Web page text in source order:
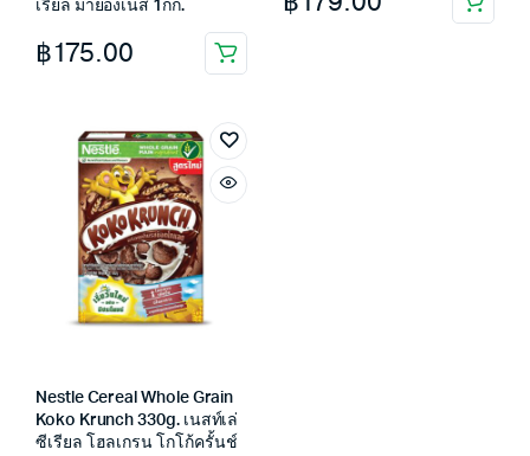
เรียล มายองเนส 1กก.
฿175.00
Nestle Cereal Whole Grain
Koko Krunch 330g. เนสท์เล่
ซีเรียล โฮลเกรน โกโก้ครั้นช์